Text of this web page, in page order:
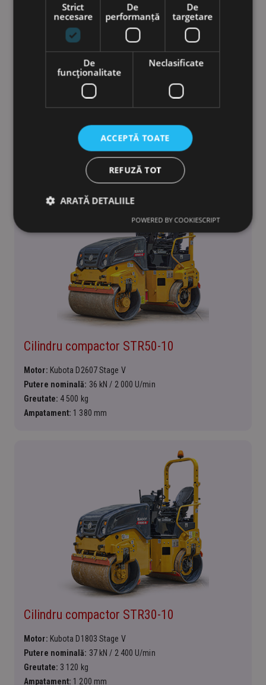
Cilindru compactor electric STR50E
Greutatea de operare:
Latime de lucru:
1 380 mm
Cilindru compactor STR50-10
Motor: Kubota D2607 Stage V
Putere nominală: 36 kN / 2 000 U/min
Greutate: 4 500 kg
Ampatament: 1 380 mm
Cilindru compactor STR30-10
Motor: Kubota D1803 Stage V
Putere nominală: 37 kN / 2 400 U/min
Greutate: 3 120 kg
Ampatament: 1 200 mm
Strict
necesare
De
performanță
De
targetare
De
funcţionalitate
Neclasificate
ACCEPTĂ TOATE
REFUZĂ TOT
ARATĂ DETALIILE
POWERED BY COOKIESCRIPT